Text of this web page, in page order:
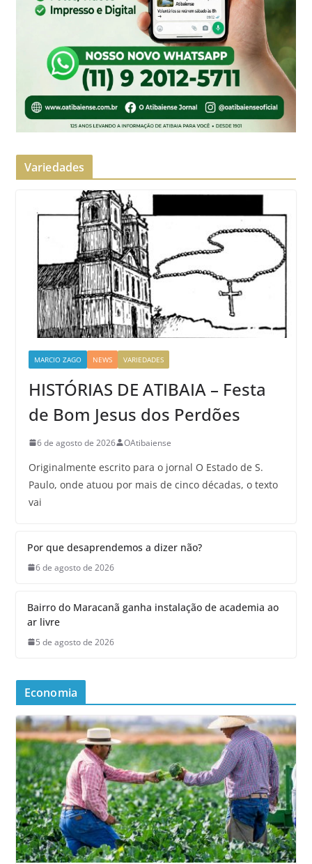
Variedades
MARCIO ZAGO NEWS VARIEDADES
HISTÓRIAS DE ATIBAIA – Festa
de Bom Jesus dos Perdões
6 de agosto de 2026 OAtibaiense
Originalmente escrito para o jornal O Estado de S.
Paulo, onde atuou por mais de cinco décadas, o texto
vai
Por que desaprendemos a dizer não?
6 de agosto de 2026
Bairro do Maracanã ganha instalação de academia ao
ar livre
5 de agosto de 2026
Economia